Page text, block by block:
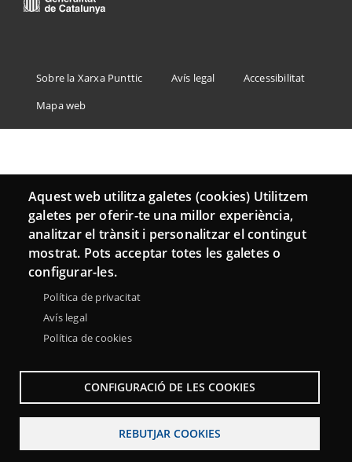
Aquest web utilitza galetes (cookies) Utilitzem
galetes per oferir-te una millor experiència,
analitzar el trànsit i personalitzar el contingut
mostrat. Pots acceptar totes les galetes o
configurar-les.
Política de privacitat
Avís legal
Política de cookies
CONFIGURACIÓ DE LES COOKIES
REBUTJAR COOKIES
Menu
Footer
Sobre la Xarxa Punttic Avís legal
Accessibilitat
Mapa web